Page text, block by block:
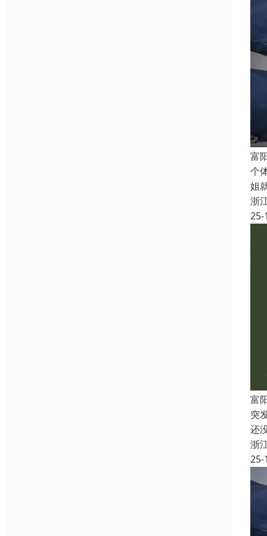
富
个
姐
浙
25-
富
突
还
浙
25-